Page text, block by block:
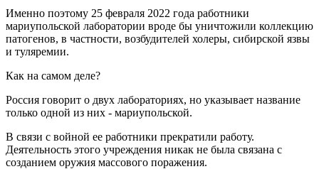
Именно поэтому 25 февраля 2022 года работники
мариупольской лаборатории вроде бы уничтожили коллекцию
патогенов, в частности, возбудителей холеры, сибирской язвы
и туляремии.
Как на самом деле?
Россия говорит о двух лабораториях, но указывает название
только одной из них - мариупольской.
В связи с войной ее работники прекратили работу.
Деятельность этого учреждения никак не была связана с
созданием оружия массового поражения.